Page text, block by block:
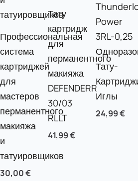
Профессиональная
система
картриджей
для
мастеров
перманентного
макияжа
и
татуировщиков
30,00€
Тату
картридж
для
перманентного
макияжа
DEFENDERR
30/03
RLLT
41,99€
Power
3RL-0,25
Тату-
Иглы
24,99€